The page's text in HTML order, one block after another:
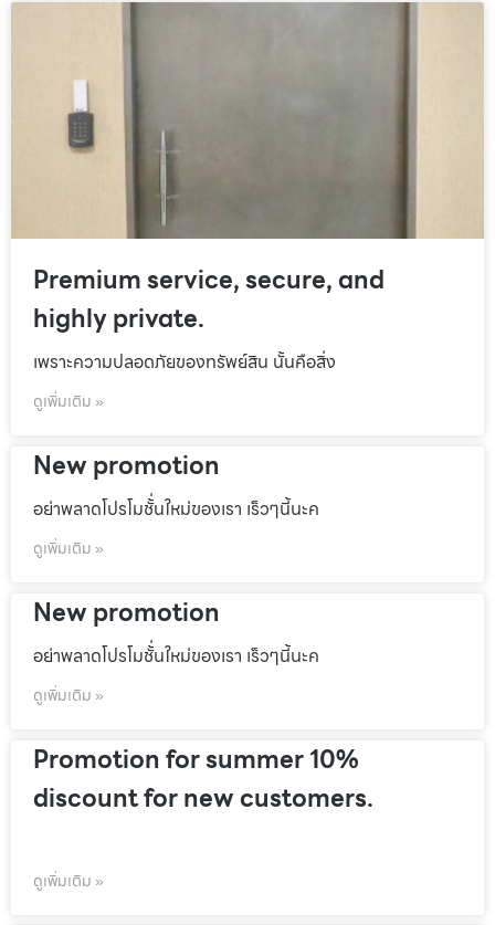
Premium service, secure, and
highly private.
เพราะความปลอดภัยของทรัพย์สิน นั้นคือสิ่ง
ดูเพิ่มเติม »
New promotion
อย่าพลาดโปรโมชั้่นใหม่ของเรา เร็วๆนี้นะค
ดูเพิ่มเติม »
New promotion
อย่าพลาดโปรโมชั้่นใหม่ของเรา เร็วๆนี้นะค
ดูเพิ่มเติม »
Promotion for summer 10%
discount for new customers.
ดูเพิ่มเติม »